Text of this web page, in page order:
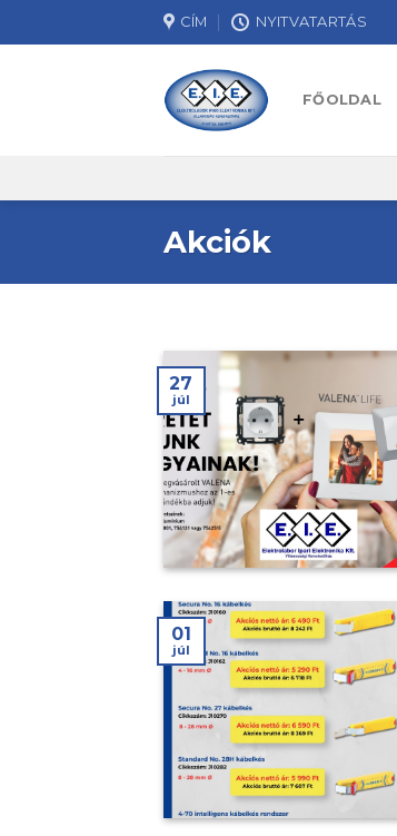
to
CÍM NYITVATARTÁS
FŐOLDAL
Akciók
27
júl
01
júl